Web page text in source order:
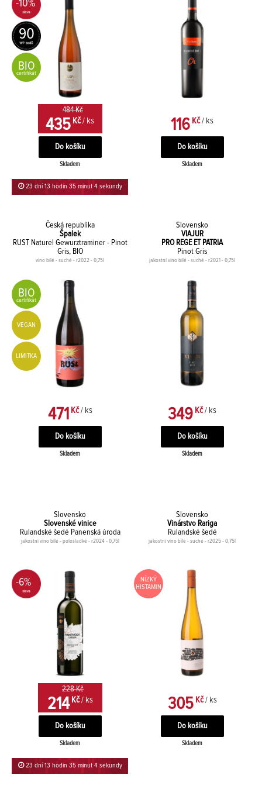
-10%
90
BIO
certifikát
484 Kč
435 Kč / ks
Skladem
23 dní 13 hodin 35 minut 4 sekundy
116 Kč / ks
Skladem
Česká republika
Špalek
RUST Naturel Gewurztraminer - Pinot
Gris, BIO
víno bílé - suché - r2022 - 0,75l
BIO
certifikát
VEGAN
LIMITKA
471 Kč / ks
Skladem
Slovensko
VIAJUR
PRO REGE ET PATRIA
Pinot Gris
jakostní víno bílé - suché - r2021 - 0,75l
349 Kč / ks
Skladem
Slovensko
Slovenské vinice
Rulandské šedé Panenská úroda
jakostní víno bílé - polosladké - r2024 - 0,75l
-6%
228 Kč
214 Kč / ks
Skladem
23 dní 13 hodin 35 minut 4 sekundy
Slovensko
Vinárstvo Rariga
Rulandské šedé
jakostní víno bílé - suché - r2025 - 0,75l
NÍZKÝ
HISTAMIN
305 Kč / ks
Skladem